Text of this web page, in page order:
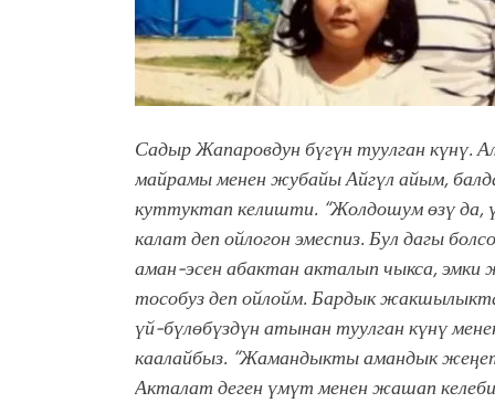
Садыр Жапаровдун бүгүн туулган
майрамы менен жубайы Айгүл айым,
куттуктап келишти. “Жолдошум өзү да,
калат деп ойлогон эмеспиз. Бул дагы
аман-эсен абактан акталып чыкса,
тособуз деп ойлойм. Бардык
үй-бүлөбүздүн атынан туулган күнү
каалайбыз. “Жамандыкты амандык
Акталат деген үмүт менен жашап